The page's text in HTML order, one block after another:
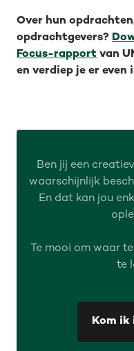
Over hun
opdrachtgevers?
Focus-rapport van
en verdiep je er even
Ben jij een
waarschijnlijk
En dat kan jou
Te mooi om waar
te
Kom ik